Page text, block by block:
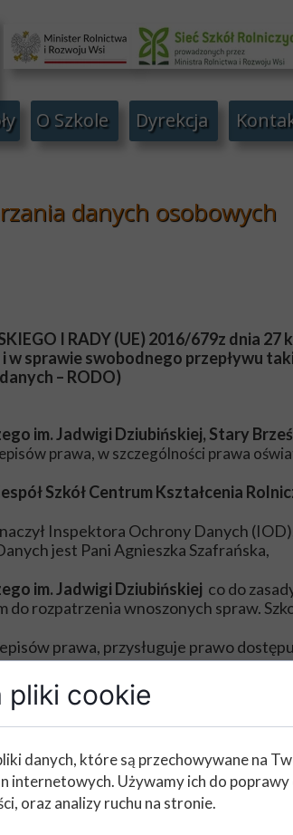
I RADY (UE) 2016/679z dnia
w sprawie swobodnego przepływu
– RODO)
im. Jadwigi Dziubińskiej, Stary
prawa, w szczególności prawa
Szkół Centrum Kształcenia
Inspektora Ochrony Danych
Ochrony Danych jest Pani
im. Jadwigi Dziubińskiej co do
rozpatrzenia wnoszonych spraw.
prawa, przysługuje prawo
wniesienia sprzeciwu wobec
niezbędny dla realizacji spraw, a po
im. Jadwigi Dziubińskiej
nie
w celu profilowania osób.
danych osobowych, każda
prawo wniesienia skargi do
danych osobowych
Dyrekcja
O Szkole
pliki cookie
danych, które są przechowywane na
internetowych. Używamy ich do poprawy
oraz analizy ruchu na stronie.